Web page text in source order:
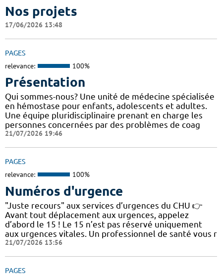
Nos projets
17/06/2026 13:48
PAGES
relevance: 100%
Présentation
Qui sommes-nous? Une unité de médecine spécialisée
en hémostase pour enfants, adolescents et adultes.
Une équipe pluridisciplinaire prenant en charge les
personnes concernées par des problèmes de coag
21/07/2026 19:46
PAGES
relevance: 100%
Numéros d'urgence
"Juste recours" aux services d’urgences du CHU 👉
Avant tout déplacement aux urgences, appelez
d’abord le 15 ! Le 15 n’est pas réservé uniquement
aux urgences vitales. Un professionnel de santé vous r
21/07/2026 13:56
PAGES